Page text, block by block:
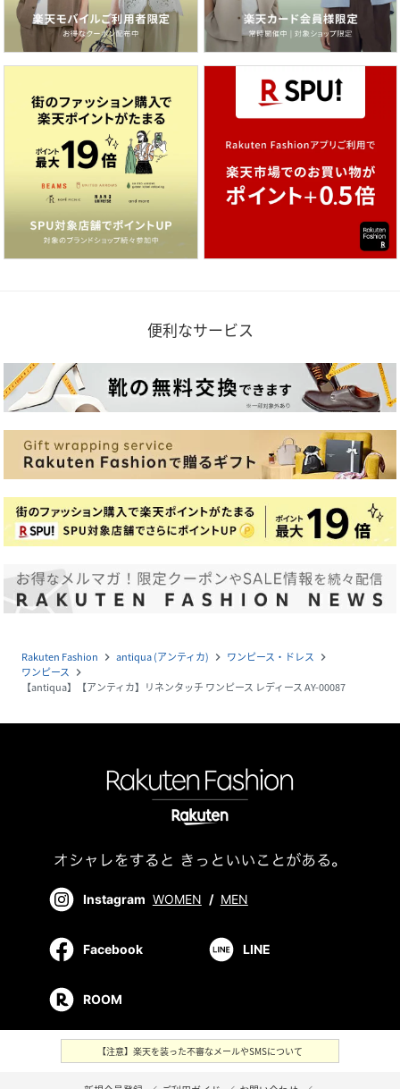
便利なサービス
Rakuten Fashion navigate_next antiqua (アンティカ) navigate_next ワンピース・ドレス navigate_next
ワンピース navigate_next
【antiqua】【アンティカ】リネンタッチ ワンピース レディース AY-00087
Instagram WOMEN / MEN
Facebook LINE
ROOM
【注意】楽天を装った不審なメールやSMSについて